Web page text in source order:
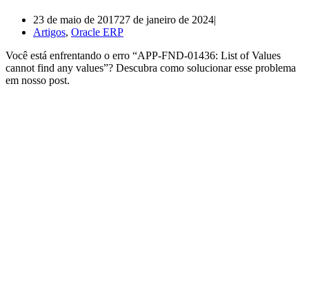
23 de maio de 201727 de janeiro de 2024
Artigos, Oracle ERP
Você está enfrentando o erro “APP-FND-01436: List of Values
cannot find any values”? Descubra como solucionar esse problema
em nosso post.